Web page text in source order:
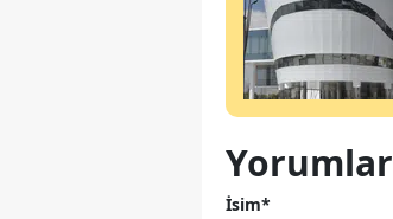
Yorumlar
İsim*